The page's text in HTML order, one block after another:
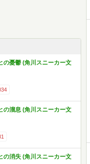
の憂鬱 (角川スニーカー文
の溜息 (角川スニーカー文
の消失 (角川スニーカー文